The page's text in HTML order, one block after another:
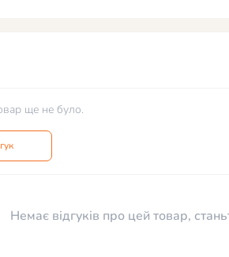
ще не було.
Немає відгуків про цей товар,